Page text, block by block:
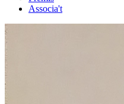
Associa't